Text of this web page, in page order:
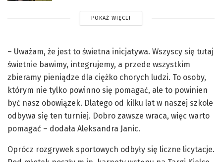
POKAŻ WIĘCEJ
– Uważam, że jest to świetna inicjatywa. Wszyscy się tutaj
świetnie bawimy, integrujemy, a przede wszystkim
zbieramy pieniądze dla ciężko chorych ludzi. To osoby,
którym nie tylko powinno się pomagać, ale to powinien
być nasz obowiązek. Dlatego od kilku lat w naszej szkole
odbywa się ten turniej. Dobro zawsze wraca, więc warto
pomagać – dodała Aleksandra Janic.
Oprócz rozgrywek sportowych odbyły się liczne licytacje.